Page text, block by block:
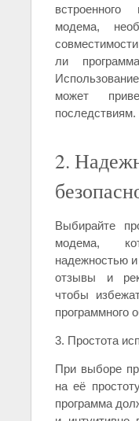
встроенного
модема,
ли
может
последствиям.
2.
Выбирайте
модема,
надежностью
отзывы и
чтобы
программного
3. Простота
При выборе
на её
программа